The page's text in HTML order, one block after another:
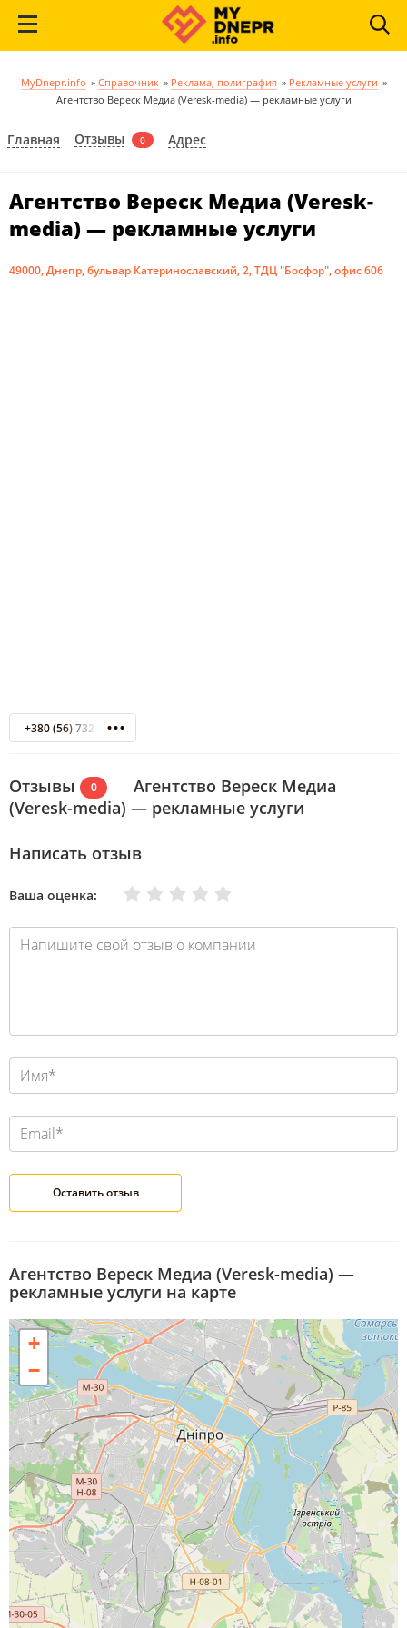
MyDnepr.info » Справочник » Реклама, полиграфия » Рекламные услуги »
Агентство Вереск Медиа (Veresk-media) — рекламные услуги
Главная Отзывы 0 Адрес
Агентство Вереск Медиа (Veresk-
media) — рекламные услуги
49000, Днепр, бульвар Катеринославский, 2, ТДЦ "Босфор", офис 606
+380 (56) 732 37 98
Отзывы 0
Агентство Вереск Медиа
(Veresk-media) — рекламные услуги
Написать отзыв
Ваша оценка: Отлично
Хорошо
Нормально
Плохо
Очень плохо
Агентство Вереск Медиа (Veresk-media) —
рекламные услуги на карте
+
−